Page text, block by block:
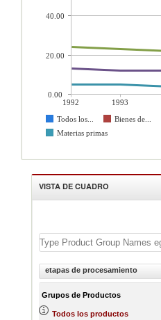
1992 1993
Todos los...
Bienes de...
Materias primas
40.00
20.00
0.00
VISTA DE CUADRO
etapas de procesamiento
Grupos de Productos
Todos los productos